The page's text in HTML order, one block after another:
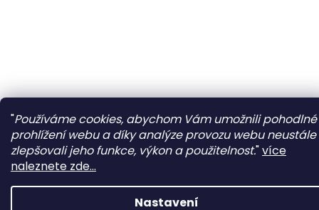
"Používáme cookies, abychom Vám umožnili pohodlné
prohlížení webu a díky analýze provozu webu neustále
zlepšovali jeho funkce, výkon a použitelnost."více
naleznete zde...
Nastavení